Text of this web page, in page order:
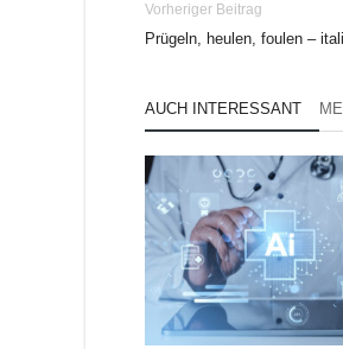
Vorheriger Beitrag
Prügeln, heulen, foulen –
AUCH INTERESSANT